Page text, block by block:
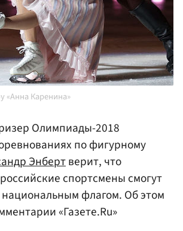
«Анна Каренина»
Олимпиады-2018
по фигурному
Энбертверит, что
спортсмены смогут
национальным флагом. Об этом
«Газете.Ru»